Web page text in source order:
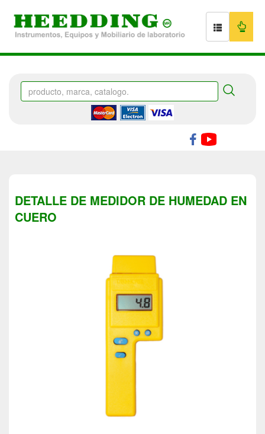
DETALLE DE MEDIDOR DE HUMEDAD EN
CUERO